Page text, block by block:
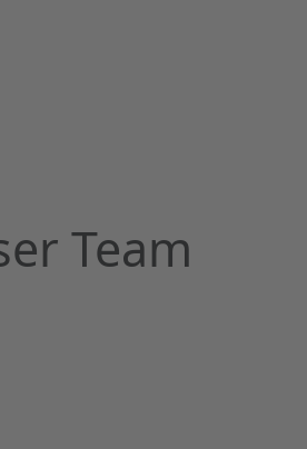
Team